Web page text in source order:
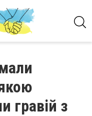
гравій з